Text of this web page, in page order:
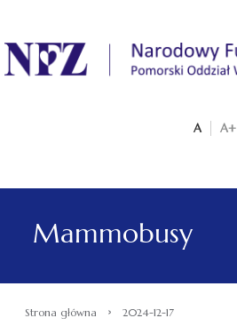
.
A A+
Mammobusy
Strona główna › 2024-12-17